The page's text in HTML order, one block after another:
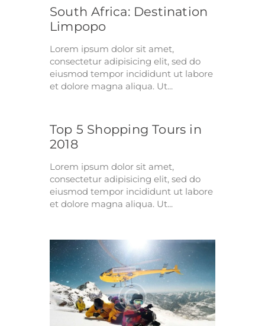
South Africa: Destination
Limpopo
Lorem ipsum dolor sit amet,
consectetur adipisicing elit, sed do
eiusmod tempor incididunt ut labore
et dolore magna aliqua. Ut...
Top 5 Shopping Tours in
2018
Lorem ipsum dolor sit amet,
consectetur adipisicing elit, sed do
eiusmod tempor incididunt ut labore
et dolore magna aliqua. Ut...